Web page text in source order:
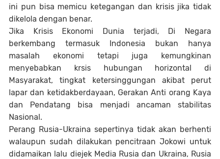
ini pun bisa memicu ketegangan dan krisis jika tidak
dikelola dengan benar.
Jika Krisis Ekonomi Dunia terjadi, Di Negara
berkembang termasuk Indonesia bukan hanya
masalah ekonomi tetapi juga kemungkinan
menyebabkan krsis hubungan horizontal di
Masyarakat, tingkat ketersinggungan akibat perut
lapar dan ketidakberdayaan, Gerakan Anti orang Kaya
dan Pendatang bisa menjadi ancaman stabilitas
Nasional.
Perang Rusia-Ukraina sepertinya tidak akan berhenti
walaupun sudah dilakukan pencitraan Jokowi untuk
didamaikan lalu diejek Media Rusia dan Ukraina, Rusia